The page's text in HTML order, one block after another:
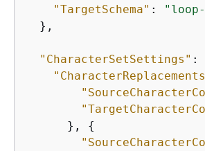
"TargetSchema" :
  },
"CharacterSetSettings" :
      },
{